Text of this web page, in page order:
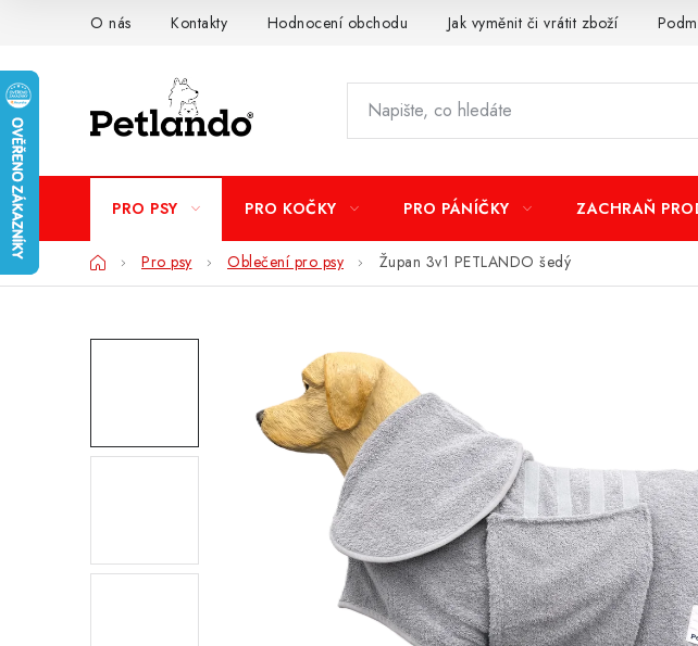
O nás Kontakty Hodnocení obchodu Jak vyměnit či vrátit zboží
PRO PSY PRO KOČKY PRO PÁNÍČKY ZACHRAŇ
DomůPro psy Oblečení pro psy Župan 3v1 PETLANDO šedý